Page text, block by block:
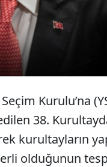
Kurulu’na
38.
kurultayların
olduğunun